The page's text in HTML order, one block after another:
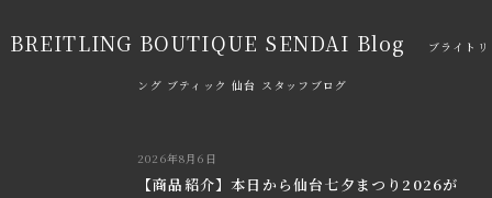
BREITLING BOUTIQUE SENDAI Blog ブライトリ
ング ブティック 仙台 スタッフブログ
2026年8月6日
【商品紹介】本日から仙台七夕まつり2026が